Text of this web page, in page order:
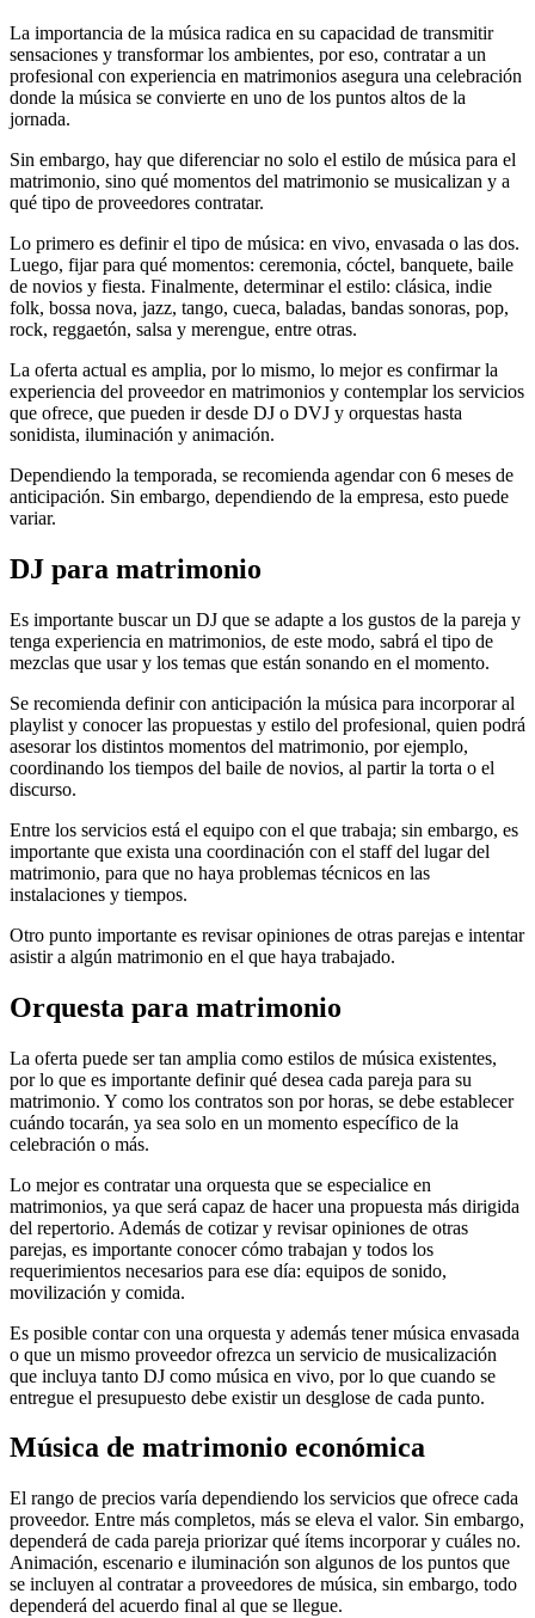
La importancia de la música radica en su capacidad de transmitir
sensaciones y transformar los ambientes, por eso, contratar a un
profesional con experiencia en matrimonios asegura una celebración
donde la música se convierte en uno de los puntos altos de la
jornada.
Sin embargo, hay que diferenciar no solo el estilo de música para el
matrimonio, sino qué momentos del matrimonio se musicalizan y a
qué tipo de proveedores contratar.
Lo primero es definir el tipo de música: en vivo, envasada o las dos.
Luego, fijar para qué momentos: ceremonia, cóctel, banquete, baile
de novios y fiesta. Finalmente, determinar el estilo: clásica, indie
folk, bossa nova, jazz, tango, cueca, baladas, bandas sonoras, pop,
rock, reggaetón, salsa y merengue, entre otras.
La oferta actual es amplia, por lo mismo, lo mejor es confirmar la
experiencia del proveedor en matrimonios y contemplar los servicios
que ofrece, que pueden ir desde DJ o DVJ y orquestas hasta
sonidista, iluminación y animación.
Dependiendo la temporada, se recomienda agendar con 6 meses de
anticipación. Sin embargo, dependiendo de la empresa, esto puede
variar.
DJ para matrimonio
Es importante buscar un DJ que se adapte a los gustos de la pareja y
tenga experiencia en matrimonios, de este modo, sabrá el tipo de
mezclas que usar y los temas que están sonando en el momento.
Se recomienda definir con anticipación la música para incorporar al
playlist y conocer las propuestas y estilo del profesional, quien podrá
asesorar los distintos momentos del matrimonio, por ejemplo,
coordinando los tiempos del baile de novios, al partir la torta o el
discurso.
Entre los servicios está el equipo con el que trabaja; sin embargo, es
importante que exista una coordinación con el staff del lugar del
matrimonio, para que no haya problemas técnicos en las
instalaciones y tiempos.
Otro punto importante es revisar opiniones de otras parejas e intentar
asistir a algún matrimonio en el que haya trabajado.
Orquesta para matrimonio
La oferta puede ser tan amplia como estilos de música existentes,
por lo que es importante definir qué desea cada pareja para su
matrimonio. Y como los contratos son por horas, se debe establecer
cuándo tocarán, ya sea solo en un momento específico de la
celebración o más.
Lo mejor es contratar una orquesta que se especialice en
matrimonios, ya que será capaz de hacer una propuesta más dirigida
del repertorio. Además de cotizar y revisar opiniones de otras
parejas, es importante conocer cómo trabajan y todos los
requerimientos necesarios para ese día: equipos de sonido,
movilización y comida.
Es posible contar con una orquesta y además tener música envasada
o que un mismo proveedor ofrezca un servicio de musicalización
que incluya tanto DJ como música en vivo, por lo que cuando se
entregue el presupuesto debe existir un desglose de cada punto.
Música de matrimonio económica
El rango de precios varía dependiendo los servicios que ofrece cada
proveedor. Entre más completos, más se eleva el valor. Sin embargo,
dependerá de cada pareja priorizar qué ítems incorporar y cuáles no.
Animación, escenario e iluminación son algunos de los puntos que
se incluyen al contratar a proveedores de música, sin embargo, todo
dependerá del acuerdo final al que se llegue.